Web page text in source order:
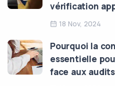
vérification
18 Nov, 2024
Pourquoi la
essentielle
face aux